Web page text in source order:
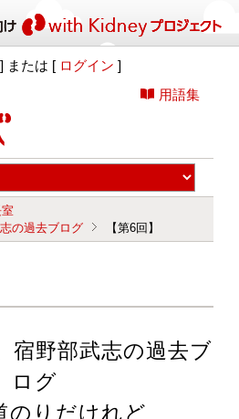
] または [ ログイン ]
用語集
の過去ブログ
【第6回】
宿野部武志の過去ブ
ログ
のりだけれど